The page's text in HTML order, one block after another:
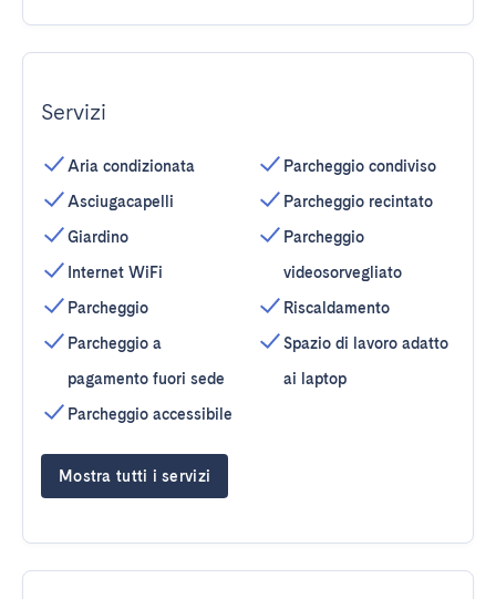
Servizi
Aria condizionata
Asciugacapelli
Giardino
Internet WiFi
Parcheggio
Parcheggio a
pagamento fuori sede
Parcheggio accessibile
Parcheggio condiviso
Parcheggio recintato
Parcheggio
videosorvegliato
Riscaldamento
Spazio di lavoro adatto
ai laptop
Mostra tutti i servizi